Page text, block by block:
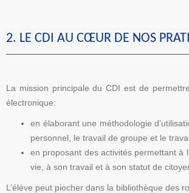
2. LE CDI AU CŒUR DE NOS
La mission principale du CDI est de
électronique:
en élaborant une méthodologie
personnel, le travail de groupe et le
en proposant des activités permettant à
vie, à son travail et à son statut de
L’élève peut piocher dans la bibliothèque des